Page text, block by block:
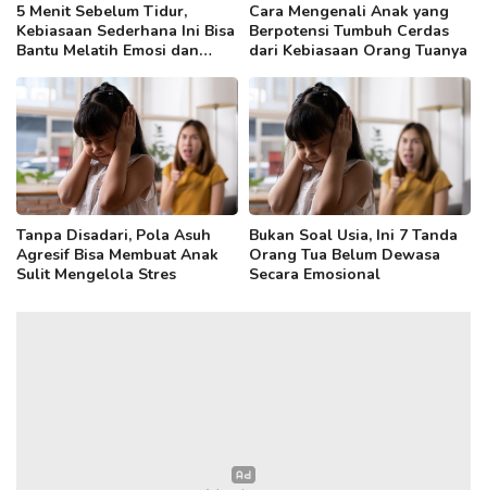
5 Menit Sebelum Tidur,
Kebiasaan Sederhana Ini Bisa
Bantu Melatih Emosi dan
Cara Mengenali Anak yang
Berpotensi Tumbuh Cerdas
dari Kebiasaan Orang Tuanya
Tanpa Disadari, Pola Asuh
Agresif Bisa Membuat Anak
Sulit Mengelola Stres
Bukan Soal Usia, Ini 7 Tanda
Orang Tua Belum Dewasa
Secara Emosional